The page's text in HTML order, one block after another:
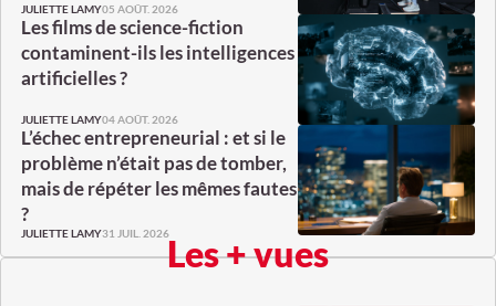
JULIETTE LAMY05 AOÛT. 2026
Les films de science-fiction
contaminent-ils les intelligences
artificielles ?
JULIETTE LAMY04 AOÛT. 2026
L’échec entrepreneurial : et si le
problème n’était pas de tomber,
mais de répéter les mêmes fautes
?
JULIETTE LAMY31 JUIL. 2026Les + vues